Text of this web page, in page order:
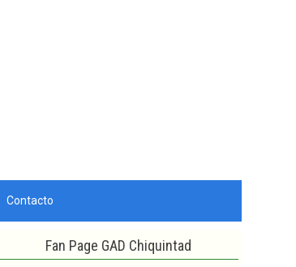
Contacto
Fan Page GAD Chiquintad